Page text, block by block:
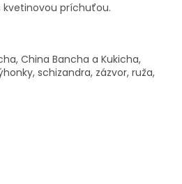
kvetinovou príchuťou.
China Bancha a Kukicha,
schizandra, zázvor, ruža,